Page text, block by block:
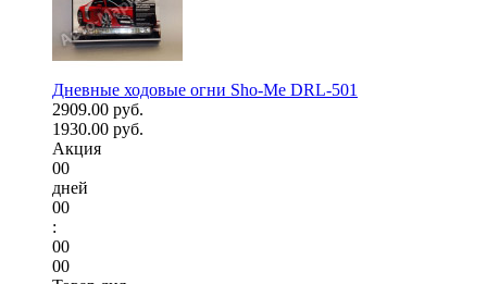
Дневные ходовые огни Sho-Me DRL-501
2909.00 руб.
1930.00 руб.
Акция
00
дней
00
:
00
00